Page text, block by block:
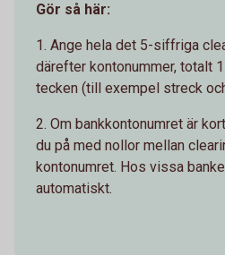
Gör så här:
1. Ange hela det 5-siffriga
därefter kontonummer, totalt
tecken (till exempel streck
2. Om bankkontonumret är
du på med nollor mellan
kontonumret. Hos vissa
automatiskt.